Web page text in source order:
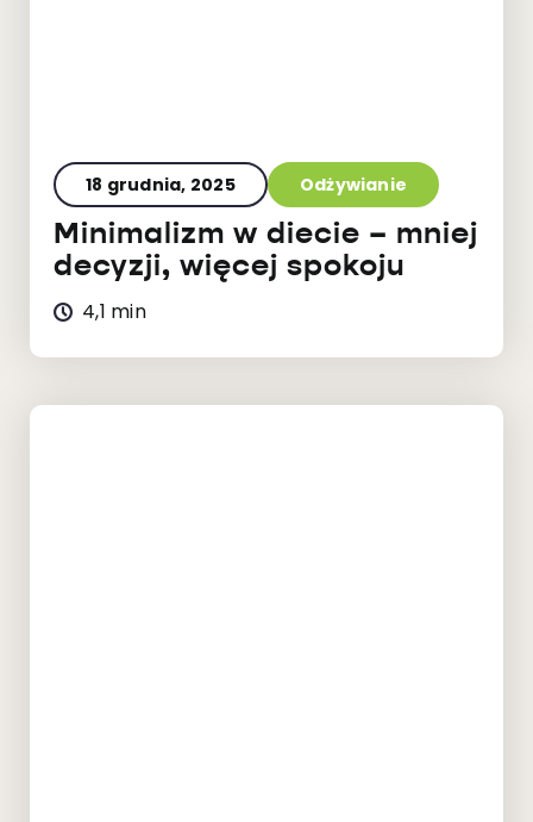
18 grudnia, 2025 Odżywianie
Minimalizm w diecie – mniej
decyzji, więcej spokoju
4,1 min